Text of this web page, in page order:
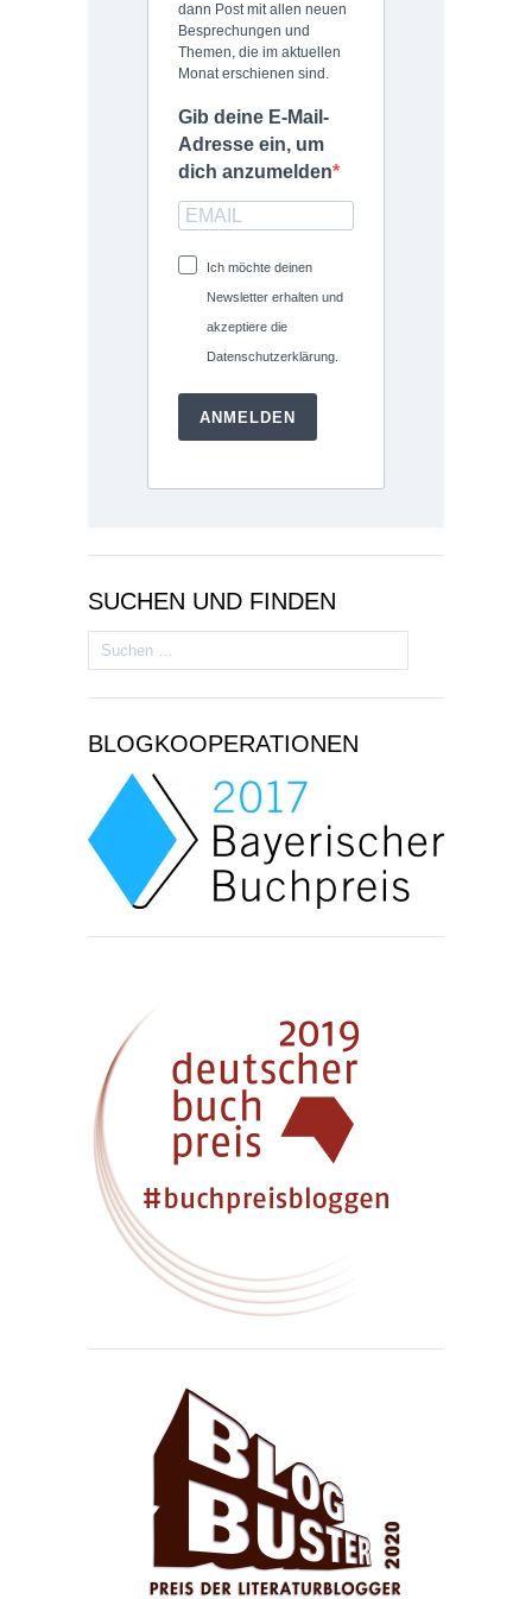
dann Post mit allen neuen
Besprechungen und
Themen, die im aktuellen
Monat erschienen sind.
Gib deine E-Mail-
Adresse ein, um
dich anzumelden
Ich möchte deinen
Newsletter erhalten und
akzeptiere die
Datenschutzerklärung.
ANMELDEN
SUCHEN UND FINDEN
Suchen
nach:
BLOGKOOPERATIONEN